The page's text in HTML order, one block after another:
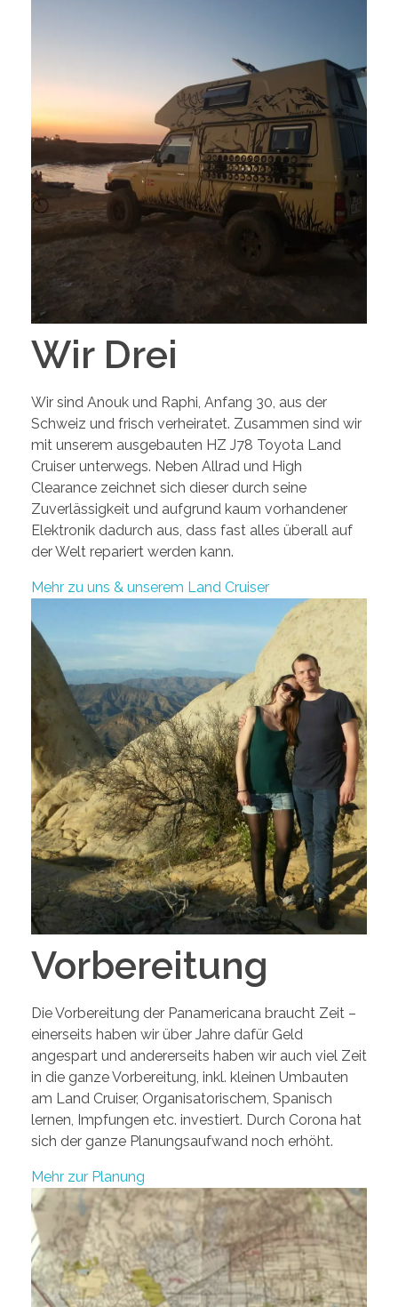
Wir Drei
Wir sind Anouk und Raphi, Anfang 30, aus der
Schweiz und frisch verheiratet. Zusammen sind wir
mit unserem ausgebauten HZ J78 Toyota Land
Cruiser unterwegs. Neben Allrad und High
Clearance zeichnet sich dieser durch seine
Zuverlässigkeit und aufgrund kaum vorhandener
Elektronik dadurch aus, dass fast alles überall auf
der Welt repariert werden kann.
Mehr zu uns & unserem Land Cruiser
Vorbereitung
Die Vorbereitung der Panamericana braucht Zeit –
einerseits haben wir über Jahre dafür Geld
angespart und andererseits haben wir auch viel Zeit
in die ganze Vorbereitung, inkl. kleinen Umbauten
am Land Cruiser, Organisatorischem, Spanisch
lernen, Impfungen etc. investiert. Durch Corona hat
sich der ganze Planungsaufwand noch erhöht.
Mehr zur Planung